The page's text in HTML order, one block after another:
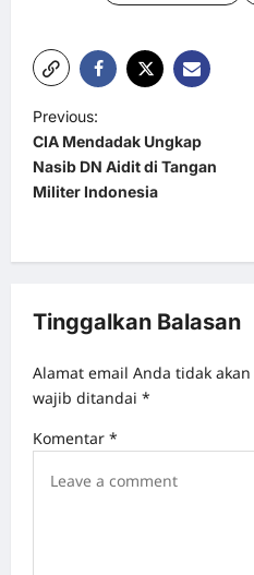
P
o
s
v
g
t
Previous:
CIA Mendadak Ungkap
Nasib DN Aidit di Tangan
Militer Indonesia
Tinggalkan Balasan
Alamat email Anda tidak
wajib ditandai *
Komentar *